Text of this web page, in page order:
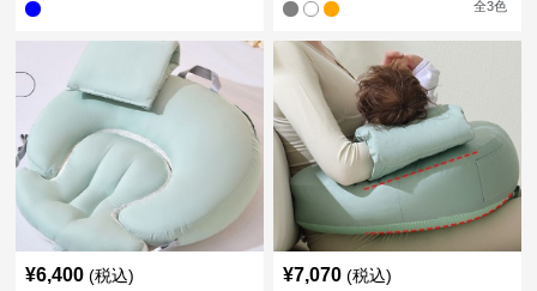
全3色
¥6,400 (税込) ¥7,070 (税込)